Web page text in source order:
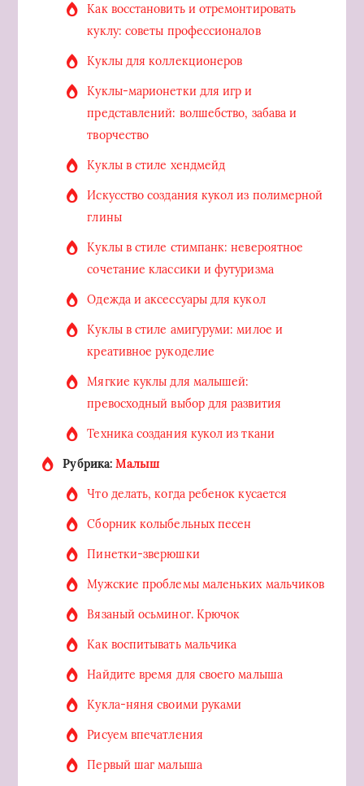
Как восстановить и отремонтировать
куклу: советы профессионалов
Куклы для коллекционеров
Куклы-марионетки для игр и
представлений: волшебство, забава и
творчество
Куклы в стиле хендмейд
Искусство создания кукол из полимерной
глины
Куклы в стиле стимпанк: невероятное
сочетание классики и футуризма
Одежда и аксессуары для кукол
Куклы в стиле амигуруми: милое и
креативное рукоделие
Мягкие куклы для малышей:
превосходный выбор для развития
Техника создания кукол из ткани
Рубрика:Малыш
Что делать, когда ребенок кусается
Сборник колыбельных песен
Пинетки-зверюшки
Мужские проблемы маленьких мальчиков
Вязаный осьминог. Крючок
Как воспитывать мальчика
Найдите время для своего малыша
Кукла-няня своими руками
Рисуем впечатления
Первый шаг малыша